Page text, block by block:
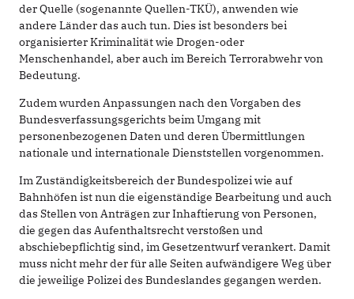
der Quelle (sogenannte Quellen-TKÜ), anwenden wie
andere Länder das auch tun. Dies ist besonders bei
organisierter Kriminalität wie Drogen-oder
Menschenhandel, aber auch im Bereich Terrorabwehr von
Bedeutung.
Zudem wurden Anpassungen nach den Vorgaben des
Bundesverfassungsgerichts beim Umgang mit
personenbezogenen Daten und deren Übermittlungen
nationale und internationale Dienststellen vorgenommen.
Im Zuständigkeitsbereich der Bundespolizei wie auf
Bahnhöfen ist nun die eigenständige Bearbeitung und auch
das Stellen von Anträgen zur Inhaftierung von Personen,
die gegen das Aufenthaltsrecht verstoßen und
abschiebepflichtig sind, im Gesetzentwurf verankert. Damit
muss nicht mehr der für alle Seiten aufwändigere Weg über
die jeweilige Polizei des Bundeslandes gegangen werden.